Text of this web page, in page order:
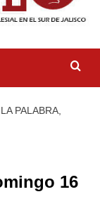
PALABRA,
16